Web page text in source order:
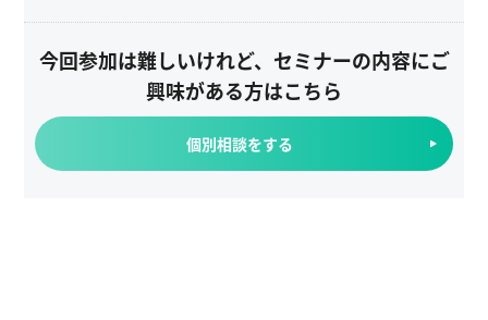
今回参加は難しいけれど、セミナーの内容にご
興味がある方はこちら
個別相談をする